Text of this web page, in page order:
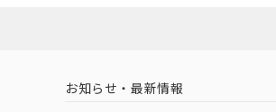
中国 RoHS 注意事項・凡例
（イギリス
（ノルウェー
お知らせ・最新情報